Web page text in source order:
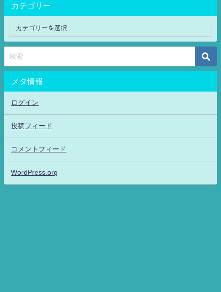
カテゴリー
メタ情報
ログイン
投稿フィード
コメントフィード
WordPress.org